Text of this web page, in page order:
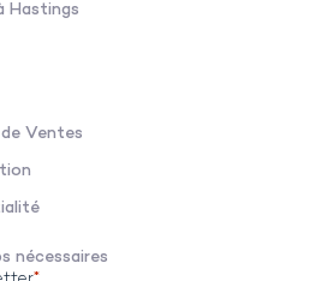
Hastings
Ventes
nécessaires